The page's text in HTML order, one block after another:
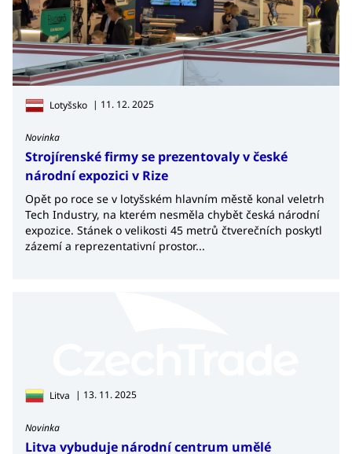
Lotyšsko | 11. 12. 2025
Novinka
Strojírenské firmy se prezentovaly v české
národní expozici v Rize
Opět po roce se v lotyšském hlavním městě konal veletrh
Tech Industry, na kterém nesměla chybět česká národní
expozice. Stánek o velikosti 45 metrů čtverečních poskytl
zázemí a reprezentativní prostor...
Litva | 13. 11. 2025
Novinka
Litva vybuduje národní centrum umělé